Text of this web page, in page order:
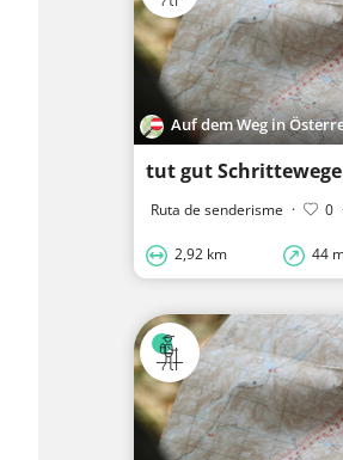
Auf dem Weg in
tut gut
Ruta de senderisme · 0
2,92 km 44